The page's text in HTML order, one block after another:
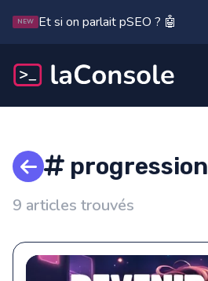
NEW Et si on parlait pSEO ? 🤖
progression
9 articles trouvés